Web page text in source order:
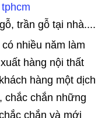
trần gỗ tại nhà....
nhiều năm làm
hàng nội thất
hàng một dịch
chắc chắn những
chắn và mới